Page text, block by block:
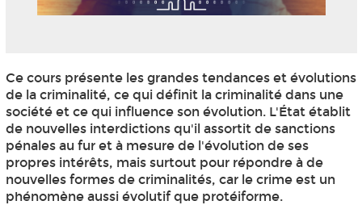
Ce cours présente les grandes tendances et évolutions
de la criminalité, ce qui définit la criminalité dans une
société et ce qui influence son évolution. L'État établit
de nouvelles interdictions qu'il assortit de sanctions
pénales au fur et à mesure de l'évolution de ses
propres intérêts, mais surtout pour répondre à de
nouvelles formes de criminalités, car le crime est un
phénomène aussi évolutif que protéiforme.